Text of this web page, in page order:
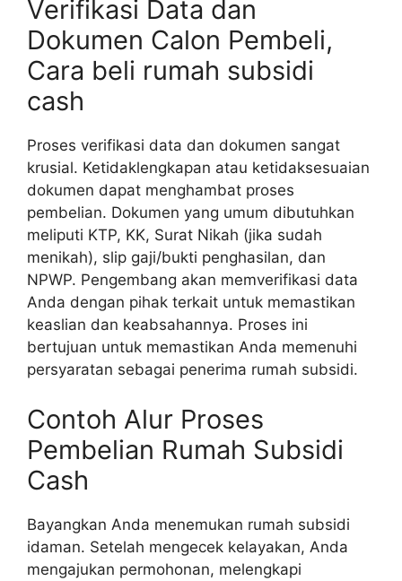
Verifikasi Data dan
Dokumen Calon Pembeli,
Cara beli rumah subsidi
cash
Proses verifikasi data dan dokumen sangat
krusial. Ketidaklengkapan atau ketidaksesuaian
dokumen dapat menghambat proses
pembelian. Dokumen yang umum dibutuhkan
meliputi KTP, KK, Surat Nikah (jika sudah
menikah), slip gaji/bukti penghasilan, dan
NPWP. Pengembang akan memverifikasi data
Anda dengan pihak terkait untuk memastikan
keaslian dan keabsahannya. Proses ini
bertujuan untuk memastikan Anda memenuhi
persyaratan sebagai penerima rumah subsidi.
Contoh Alur Proses
Pembelian Rumah Subsidi
Cash
Bayangkan Anda menemukan rumah subsidi
idaman. Setelah mengecek kelayakan, Anda
mengajukan permohonan, melengkapi